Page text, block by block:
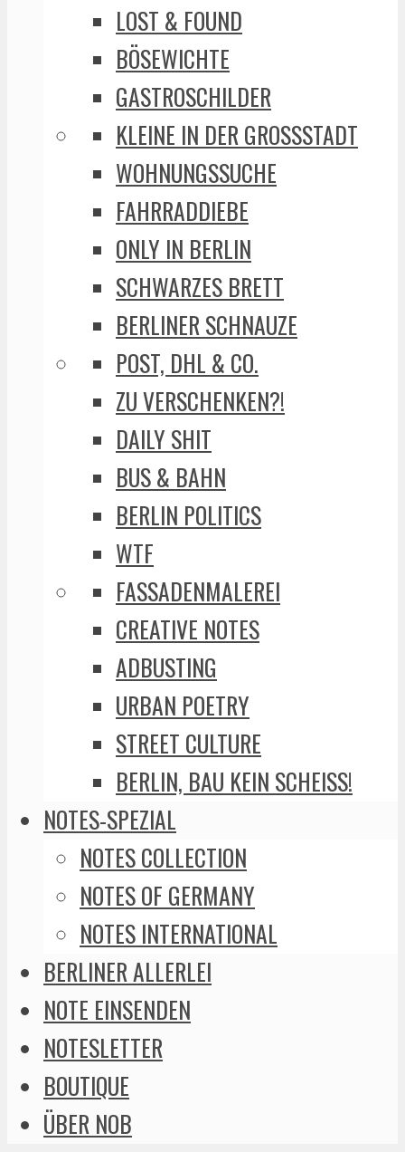
LOST & FOUND
BÖSEWICHTE
GASTROSCHILDER
KLEINE IN DER GROSSSTADT
WOHNUNGSSUCHE
FAHRRADDIEBE
ONLY IN BERLIN
SCHWARZES BRETT
BERLINER SCHNAUZE
POST, DHL & CO.
ZU VERSCHENKEN?!
DAILY SHIT
BUS & BAHN
BERLIN POLITICS
WTF
FASSADENMALEREI
CREATIVE NOTES
ADBUSTING
URBAN POETRY
STREET CULTURE
BERLIN, BAU KEIN SCHEISS!
NOTES-SPEZIAL
NOTES COLLECTION
NOTES OF GERMANY
NOTES INTERNATIONAL
BERLINER ALLERLEI
NOTE EINSENDEN
NOTESLETTER
BOUTIQUE
ÜBER NOB